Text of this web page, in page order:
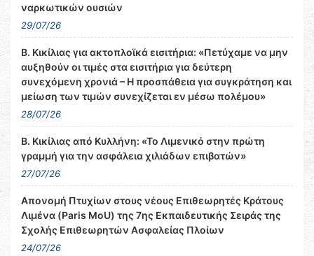
ναρκωτικών ουσιών
29/07/26
Β. Κικίλιας για ακτοπλοϊκά εισιτήρια: «Πετύχαμε να μην
αυξηθούν οι τιμές στα εισιτήρια για δεύτερη
συνεχόμενη χρονιά – Η προσπάθεια για συγκράτηση και
μείωση των τιμών συνεχίζεται εν μέσω πολέμου»
28/07/26
Β. Κικίλιας από Κυλλήνη: «Το Λιμενικό στην πρώτη
γραμμή για την ασφάλεια χιλιάδων επιβατών»
27/07/26
Απονομή Πτυχίων στους νέους Επιθεωρητές Κράτους
Λιμένα (Paris MoU) της 7ης Εκπαιδευτικής Σειράς της
Σχολής Επιθεωρητών Ασφαλείας Πλοίων
24/07/26